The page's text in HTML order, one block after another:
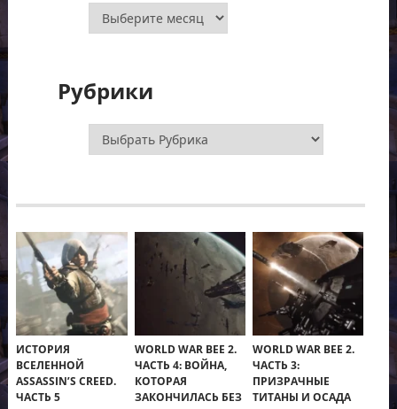
Архивы
Рубрики
Рубрики
ИСТОРИЯ
ВСЕЛЕННОЙ
ASSASSIN’S CREED.
ЧАСТЬ 5
WORLD WAR BEE 2.
ЧАСТЬ 4: ВОЙНА,
КОТОРАЯ
ЗАКОНЧИЛАСЬ БЕЗ
WORLD WAR BEE 2.
ЧАСТЬ 3:
ПРИЗРАЧНЫЕ
ТИТАНЫ И ОСАДА